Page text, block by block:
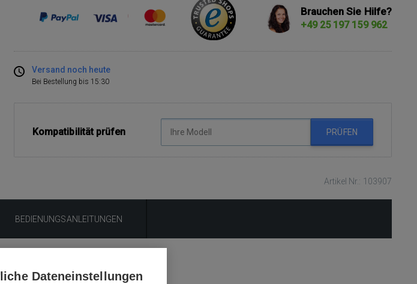
Brauchen Sie Hilfe?
+49 25 197 159 962
Versand noch heute
Bei Bestellung bis 15:30
Kompatibilität prüfen PRÜFEN
Artikel Nr.: 103907
BEDIENUNGSANLEITUNGEN
Dateneinstellungen